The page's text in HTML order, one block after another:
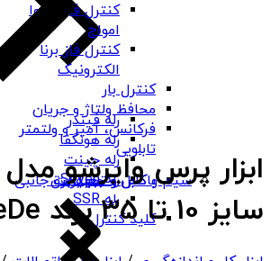
رله فیندر
رله هونگفا
رله چینت
رله Seven
رله SSR
کلید کنترل
کنترل فاز شیوا
امواج
کنترل فاز برنا
الکترونیک
کنترل بار
محافظ ولتاژ و جریان
فرکانس، آمپر و ولتمتر
تابلویی
باکس و جعبه برق
سیم و کابل و تجهیزات جانبی
سایز 10 تا 35 برند DeDe